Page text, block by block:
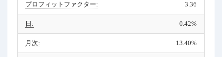
プロフィットファクター: 3.36
日: 0.42%
月次: 13.40%